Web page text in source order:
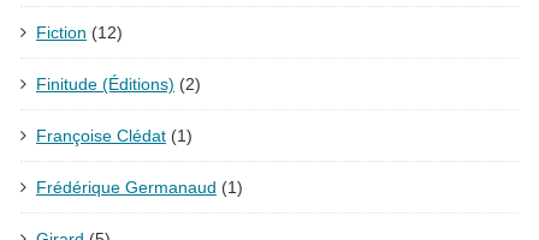
Fiction (12)
Finitude (Éditions) (2)
Françoise Clédat (1)
Frédérique Germanaud (1)